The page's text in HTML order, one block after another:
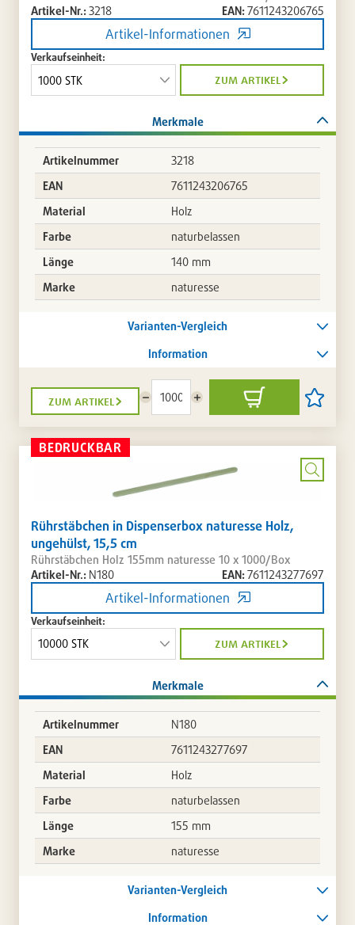
Artikel-Nr.:3218 EAN:7611243206765
Artikel-Informationen
Verkaufseinheit:
zum artikel
Merkmale
Artikelnummer
3218
EAN
7611243206765
Material
Holz
Farbe
naturbelassen
Länge
140 mm
Marke
naturesse
Varianten-Vergleich
Information
zum artikel
Menge
reduzieren
Menge
erhöhen
In
den
Artikel
setzen
/
BEDRUCKBAR
Bild
Rührstäbchen in Dispenserbox naturesse Holz,
ungehülst, 15,5 cm
Rührstäbchen Holz 155mm naturesse 10 x 1000/Box
Artikel-Nr.: N180 EAN:7611243277697
Artikel-Informationen
Verkaufseinheit:
zum artikel
Merkmale
Artikelnummer
N180
EAN
7611243277697
Material
Holz
Farbe
naturbelassen
Länge
155 mm
Marke
naturesse
Varianten-Vergleich
Information